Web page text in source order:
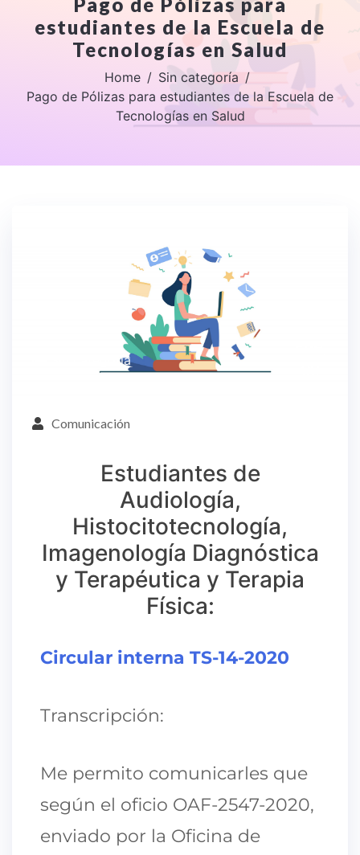
estudiantes de la Escuela de
Tecnologías en Salud
Home
Sin categoría
Pago de Pólizas para estudiantes de la Escuela de
Tecnologías en Salud
Sin categoría
Comunicación
Estudiantes de
Audiología,
Histocitotecnología,
Imagenología Diagnóstica
y Terapéutica y Terapia
Física:
Circular interna TS-14-2020
Transcripción:
Me permito comunicarles que
según el oficio OAF-2547-2020,
enviado por la Oficina de